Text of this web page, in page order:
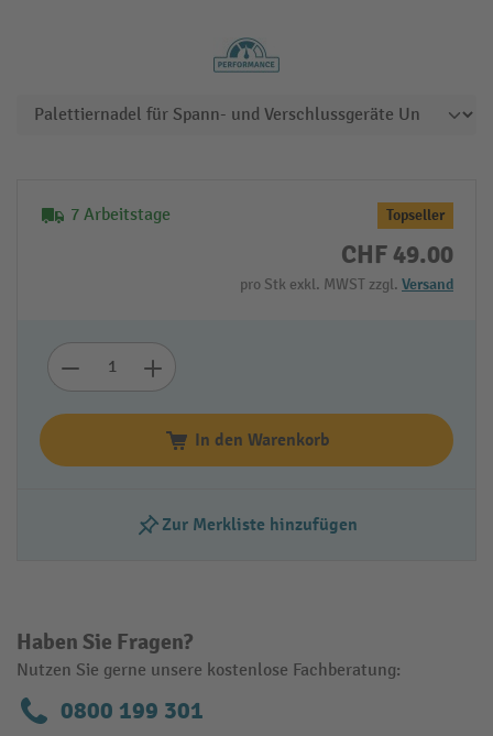
7 Arbeitstage Topseller
CHF 49.00
pro Stk exkl. MWST zzgl. Versand
In den Warenkorb
Zur Merkliste hinzufügen
Haben Sie Fragen?
Nutzen Sie gerne unsere kostenlose Fachberatung:
0800 199 301